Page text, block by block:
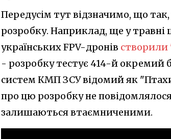
Передусім тут відзначимо, що
розробку. Наприклад, ще у травні
українських FPV-дронів створили
- розробку тестує 414-й окремий
систем КМП ЗСУ відомий як
про цю розробку не
залишаються втаємниченими.